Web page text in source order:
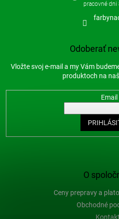
O
Ceny prepravy a
Obchodné
Odoberať
Vložte svoj e-mail a my Vám
produktoch na
Email